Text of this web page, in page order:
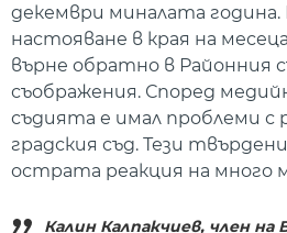
декември миналата година.
настояване в края на
върне обратно в Районния
съображения. Според
съдията е имал проблеми с
градския съд. Тези
острата реакция на много
Калин Калпакчиев, член на